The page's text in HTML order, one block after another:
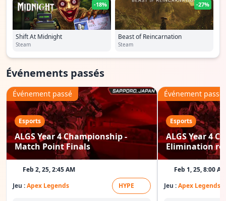
-18%
Shift At Midnight
Steam
-27%
Beast of Reincarnation
Steam
Événements passés
Esports
ALGS Year 4 Championship -
Match Point Finals
Événement passé
Feb 2, 25, 2:45 AM
Jeu :Apex Legends HYPE
Esports
ALGS Year 4
Elimination
Événement passé
Feb 1, 25, 8:00 AM
Jeu :Apex Legends